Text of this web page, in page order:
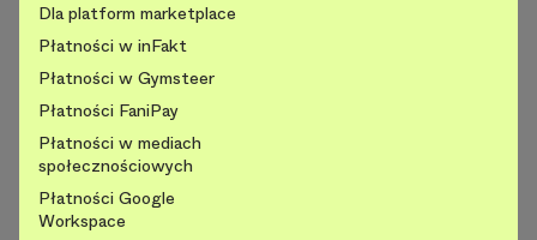
Dla platform marketplace
Płatności w inFakt
Płatności w Gymsteer
Płatności FaniPay
Płatności w mediach
społecznościowych
Płatności Google
Workspace